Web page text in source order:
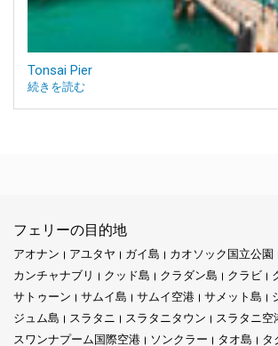
Tonsai Pier
続きを読む
フェリーの目的地
アオナン アユタヤ ガイ島 カオソック国立公園
カンチャナブリ
クッド島 クラダン島 クラビ
サトゥーン
サムイ島 サムイ空港 サメット島
ジュム島
スラタニ スラタニタウン スラタニ空
スワンナプーム国際空港
ソンクラー タオ島 タ